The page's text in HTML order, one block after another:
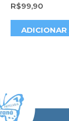
R$99,90